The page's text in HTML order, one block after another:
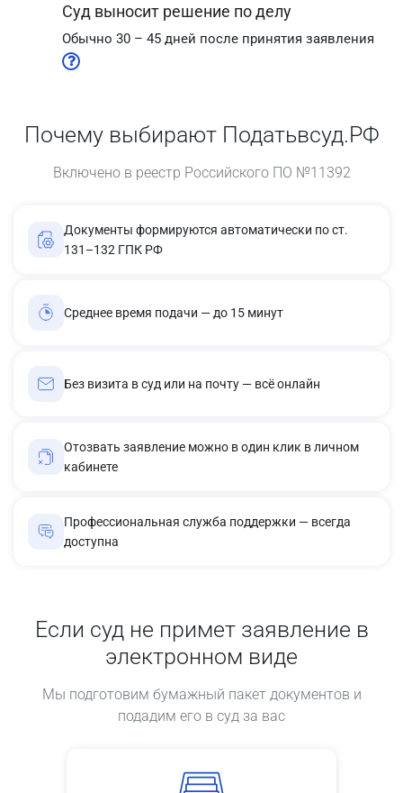
Суд выносит решение по делу
Обычно 30 – 45 дней после принятия заявления
Почему выбирают Податьвсуд.РФ
Включено в реестр Российского ПО №11392
Документы формируются автоматически по ст.
131–132 ГПК РФ
Среднее время подачи — до 15 минут
Без визита в суд или на почту — всё онлайн
Отозвать заявление можно в один клик в личном
кабинете
Профессиональная служба поддержки — всегда
доступна
Если суд не примет заявление в
электронном виде
Мы подготовим бумажный пакет документов и
подадим его в суд за вас